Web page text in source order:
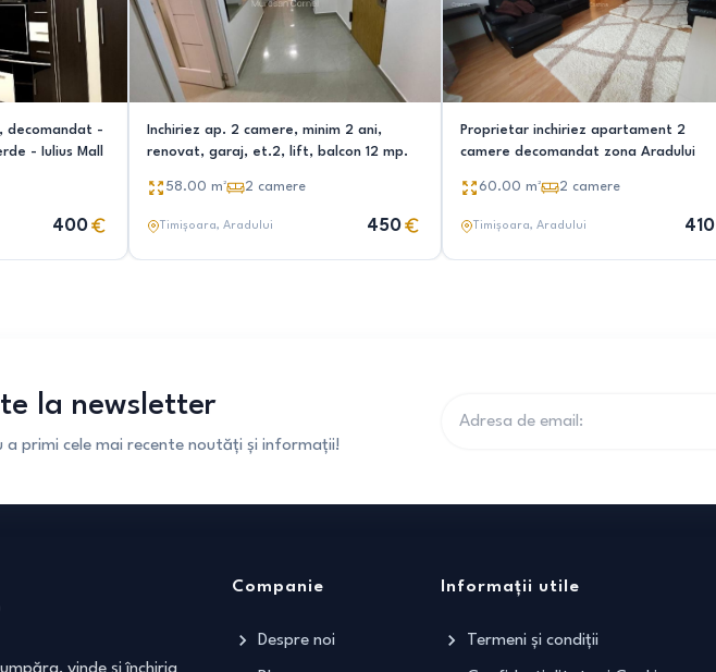
decomandat -
- Iulius Mall
400
Inchiriez ap. 2 camere, minim 2 ani,
renovat, garaj, et.2, lift, balcon 12 mp.
58.00 m² 2 camere
Timișoara, Aradului 450
Proprietar inchiriez apartament 2
camere decomandat zona Aradului
60.00 m² 2 camere
Timișoara, Aradului 410
la newsletter
primi cele mai recente noutăți și informații!
Companie
Despre noi
Informații utile
Termeni și condiții